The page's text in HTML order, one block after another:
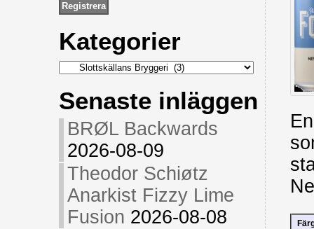
Kategorier
Kategorier
Senaste inläggen
BRØL Backwards
2026-08-09
Theodor Schiøtz
Anarkist Fizzy Lime
Fusion 2026-08-08